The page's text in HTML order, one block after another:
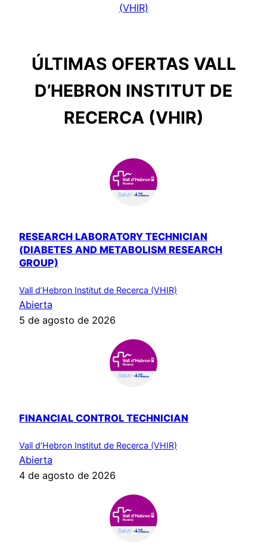
(VHIR)
ÚLTIMAS OFERTAS VALL
D’HEBRON INSTITUT DE
RECERCA (VHIR)
RESEARCH LABORATORY TECHNICIAN
(DIABETES AND METABOLISM RESEARCH
GROUP)
Vall d’Hebron Institut de Recerca (VHIR)
Abierta
5 de agosto de 2026
FINANCIAL CONTROL TECHNICIAN
Vall d’Hebron Institut de Recerca (VHIR)
Abierta
4 de agosto de 2026